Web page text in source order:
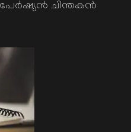
ചിന്തകന്‍